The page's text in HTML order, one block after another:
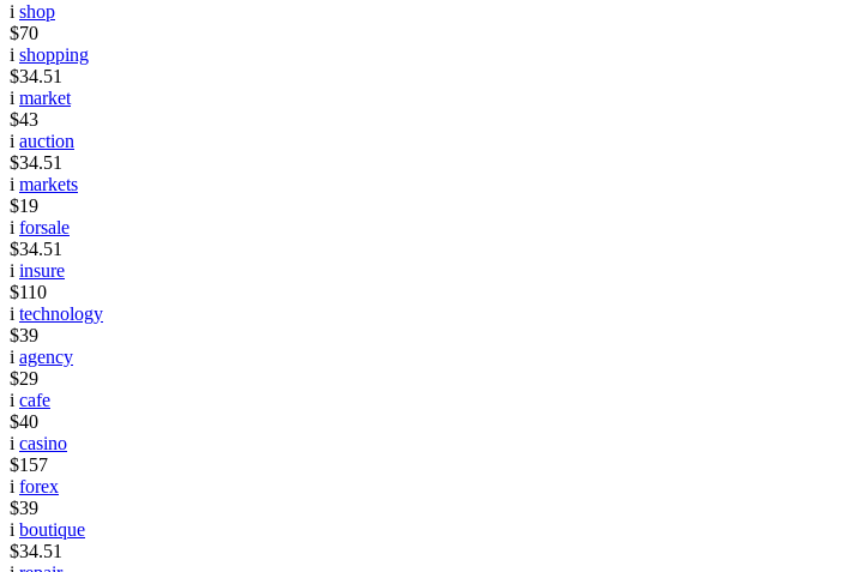
i shop
$70
i shopping
$34.51
i market
$43
i auction
$34.51
i markets
$19
i forsale
$34.51
i insure
$110
i technology
$39
i agency
$29
i cafe
$40
i casino
$157
i forex
$39
i boutique
$34.51